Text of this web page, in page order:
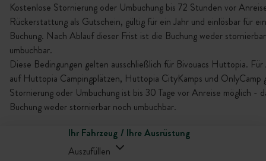
Kostenlose Stornierung oder Umbuchung bis 72 Stunden vor
Rückerstattung als Gutschein, gültig für ein Jahr und einlösbar für
Buchung. Nach Ablauf dieser Frist ist die Buchung weder
umbuchbar.
Diese Bedingungen gelten ausschließlich für Bivouacs Huttopia.
auf Huttopia Campingplätzen, Huttopia CityKamps und OnlyCamp
Stornierung oder Umbuchung ist bis 30 Tage vor Anreise möglich -
Buchung weder stornierbar noch umbuchbar.
Ihr Fahrzeug / Ihre Ausrüstung
Auszufüllen